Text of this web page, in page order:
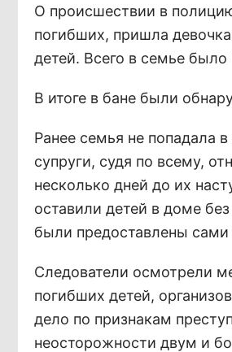
О происшествии в
погибших, пришла
детей. Всего в семье было
В итоге в бане были
Ранее семья не попадала
супруги, судя по всему,
несколько дней до их
оставили детей в доме
были предоставлены сами
Следователи осмотрели
погибших детей,
дело по признакам
неосторожности двум и